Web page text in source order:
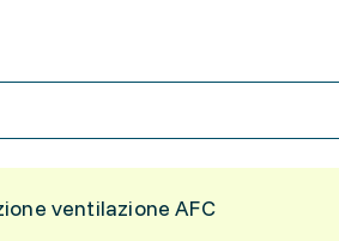
ventilazione AFC